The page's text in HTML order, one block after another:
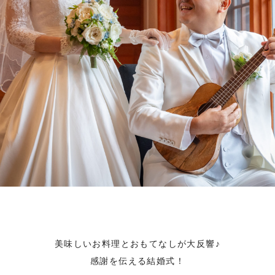
美味しいお料理とおもてなしが大反響♪
感謝を伝える結婚式！